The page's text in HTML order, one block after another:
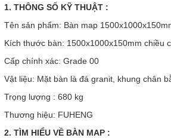
1. THÔNG SỐ KỸ THUẬT :
Tên sản phẩm: Bàn map
Kích thước bàn: 1500x1000x150mm chiều
Cấp chính xác: Grade 00
Vật liệu: Mặt bàn là đá granit, khung chân
Trọng lượng : 680 kg
Thương hiệu: FUHENG
2. TÌM HIỂU VỀ BÀN MAP :